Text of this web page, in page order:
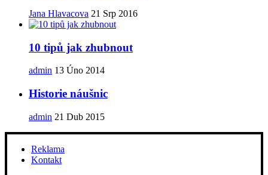
Jana Hlavacova 21 Srp 2016
10 tipů jak zhubnout
admin 13 Úno 2014
Historie náušnic
admin 21 Dub 2015
Reklama
Kontakt